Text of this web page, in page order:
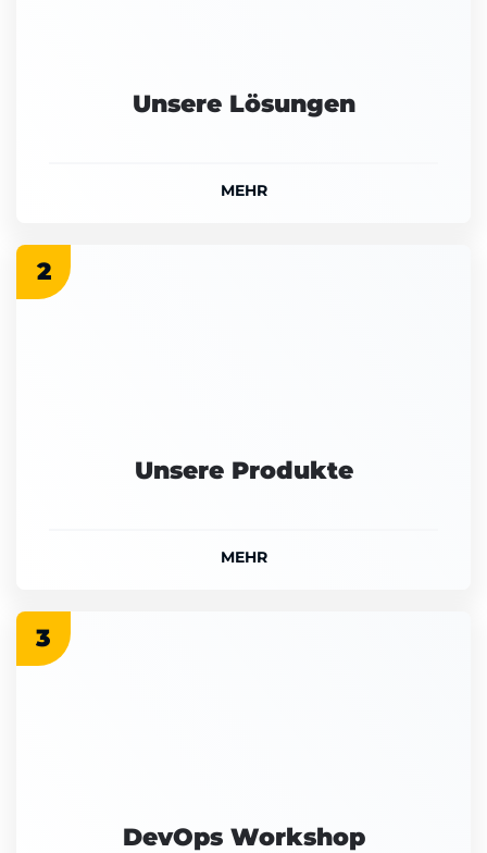
Unsere Lösungen
MEHR
2
Unsere Produkte
MEHR
3
DevOps Workshop